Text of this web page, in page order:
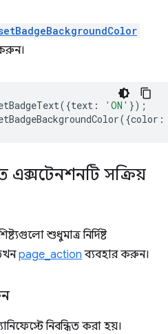
({text : 'ON' });
({color :
এক্সটেনশনটি সক্রিয়
শুধুমাত্র নির্দিষ্ট
page_action ব্যবহার করুন।
নিবন্ধিত করা হয়।